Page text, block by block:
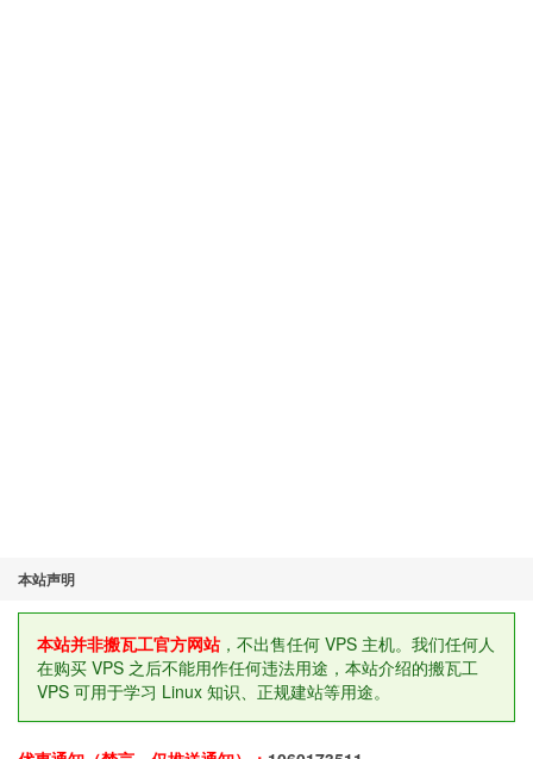
本站声明
本站并非搬瓦工官方网站，不出售任何 VPS 主机。我们任何人
在购买 VPS 之后不能用作任何违法用途，本站介绍的搬瓦工
VPS 可用于学习 Linux 知识、正规建站等用途。